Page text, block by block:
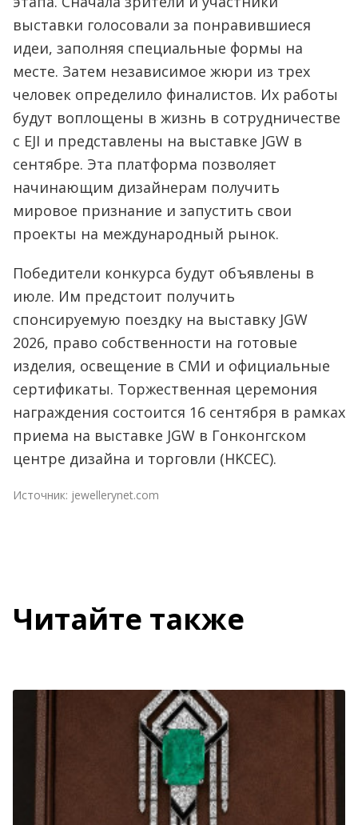
выставки голосовали за понравившиеся
идеи, заполняя специальные формы на
месте. Затем независимое жюри из трех
человек определило финалистов. Их работы
будут воплощены в жизнь в сотрудничестве
с EJI и представлены на выставке JGW в
сентябре. Эта платформа позволяет
начинающим дизайнерам получить
мировое признание и запустить свои
проекты на международный рынок.
Победители конкурса будут объявлены в
июле. Им предстоит получить
спонсируемую поездку на выставку JGW
2026, право собственности на готовые
изделия, освещение в СМИ и официальные
сертификаты. Торжественная церемония
награждения состоится 16 сентября в рамках
приема на выставке JGW в Гонконгском
центре дизайна и торговли (HKCEC).
Источник: jewellerynet.com
Читайте также